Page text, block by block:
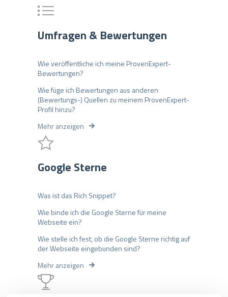
Umfragen & Bewertungen
Wie veröffentliche ich meine ProvenExpert-
Bewertungen?
Wie füge ich Bewertungen aus anderen
(Bewertungs-) Quellen zu meinem ProvenExpert-
Profil hinzu?
Mehr anzeigen
Google Sterne
Was ist das Rich Snippet?
Wie binde ich die Google Sterne für meine
Webseite ein?
Wie stelle ich fest, ob die Google Sterne richtig auf
der Webseite eingebunden sind?
Mehr anzeigen